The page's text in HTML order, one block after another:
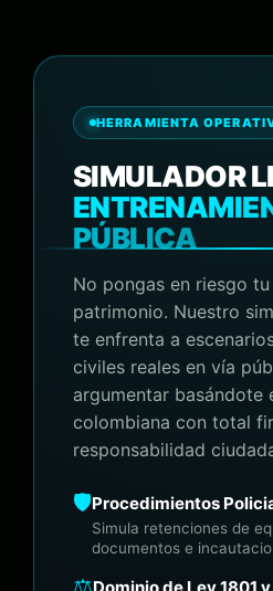
HERRAMIENTA
SIMULADOR
PÚBLICA
No pongas en riesgo
patrimonio. Nuestro
te enfrenta a
civiles reales en vía
argumentar basándote
colombiana con total
responsabilidad
🛡️Procedimientos
Simula retenciones de
documentos e